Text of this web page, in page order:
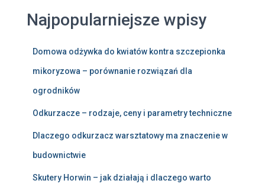
Najpopularniejsze wpisy
Domowa odżywka do kwiatów kontra szczepionka
mikoryzowa – porównanie rozwiązań dla
ogrodników
Odkurzacze – rodzaje, ceny i parametry techniczne
Dlaczego odkurzacz warsztatowy ma znaczenie w
budownictwie
Skutery Horwin – jak działają i dlaczego warto